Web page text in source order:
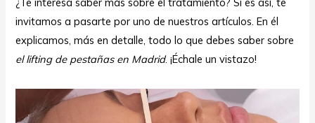
invitamos a pasarte por uno de nuestros artículos. En él
explicamos, más en detalle, todo lo que debes saber sobre
el lifting de pestañas en Madrid. ¡Échale un vistazo!